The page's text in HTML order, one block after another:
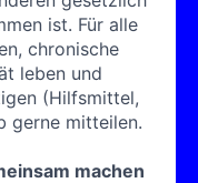
ist. Für alle
chronische
leben und
(Hilfsmittel,
gerne mitteilen.
machen